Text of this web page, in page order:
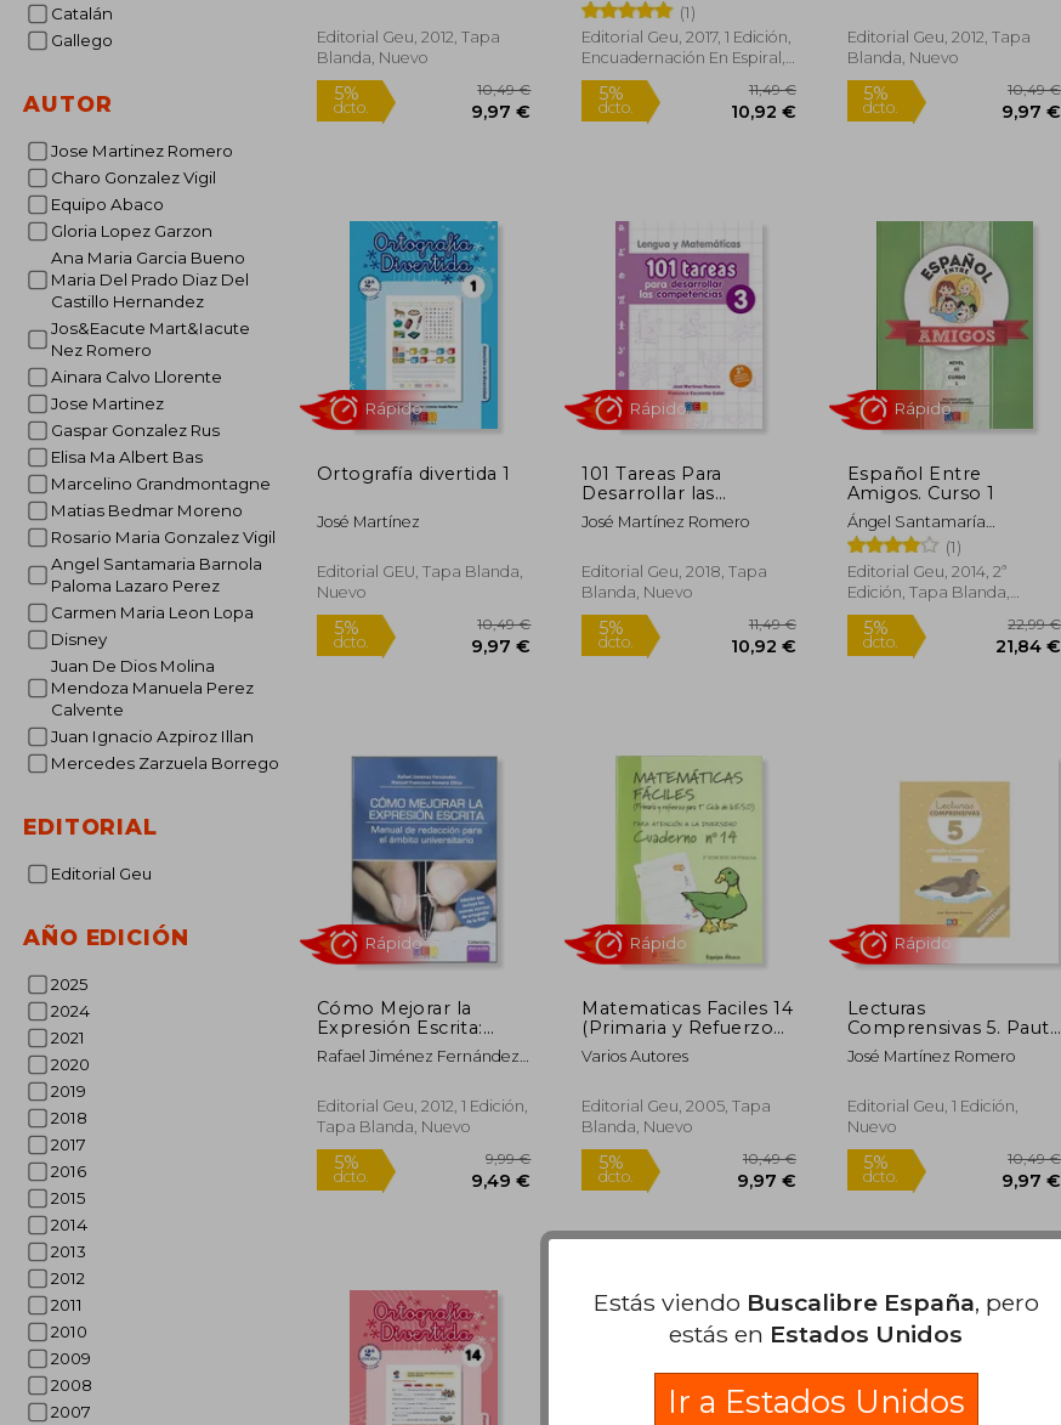
Catalán
Gallego
AUTOR
Jose Martinez Romero
Charo Gonzalez Vigil
Equipo Abaco
Gloria Lopez Garzon
Ana Maria Garcia Bueno
Maria Del Prado Diaz Del
Castillo Hernandez
Jos&Eacute Mart&Iacute
Nez Romero
Ainara Calvo Llorente
Jose Martinez
Gaspar Gonzalez Rus
Elisa Ma Albert Bas
Marcelino Grandmontagne
Matias Bedmar Moreno
Rosario Maria Gonzalez Vigil
Angel Santamaria Barnola
Paloma Lazaro Perez
Carmen Maria Leon Lopa
Disney
Juan De Dios Molina
Mendoza Manuela Perez
Calvente
Juan Ignacio Azpiroz Illan
Mercedes Zarzuela Borrego
EDITORIAL
Editorial Geu
AÑO EDICIÓN
2025
2024
2021
2020
2019
2018
2017
2016
2015
2014
2013
2012
2011
2010
2009
2008
2007
Editorial Geu, 2012, Tapa
Blanda, Nuevo
5%
dcto.
(1)
Editorial Geu, 2017, 1 Edición,
Encuadernación En Espiral,
Nuevo
5%
dcto.
Alcal&Aacute;
Editorial Geu, 2012, Tapa
Blanda, Nuevo
5%
dcto.
Ortografía divertida 1
José Martínez
Editorial GEU, Tapa Blanda,
Nuevo
5%
dcto.
101 Tareas Para
Desarrollar las
Competencias 3
José Martínez Romero
Editorial Geu, 2018, Tapa
Blanda, Nuevo
5%
dcto.
Español Entre
Amigos. Curso 1
Ángel Santamaría
Barnola,Paloma Lázaro
Pérez
(1)
Editorial Geu, 2014, 2ª
Edición, Tapa Blanda,
Nuevo
5%
dcto.
Rápido
Cómo Mejorar la
Expresión Escrita:
Manual de Redacción
Para el Ámbito
Rafael Jiménez Fernández;
Oliva
Editorial Geu, 2012, 1 Edición,
Tapa Blanda, Nuevo
Matematicas Faciles 14
(Primaria y Refuerzo
Para 1er Ciclo de la
Eso). Para Atención a
Varios Autores
Editorial Geu, 2005, Tapa
Blanda, Nuevo
Lecturas
Comprensivas 5. Pauta
Montessori
José Martínez Romero
Editorial Geu, 1 Edición,
Nuevo
Estás viendo Buscalibre España, pero
estás en Estados Unidos
Ir a Estados Unidos